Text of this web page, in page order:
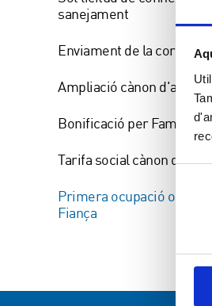
sanejament
Enviament de la
Ampliació cànon d'aigua
Bonificació per Família
Tarifa social cànon de
Primera ocupació o
Fiança